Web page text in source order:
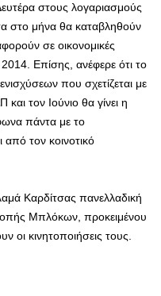
στους λογαριασμούς
στο μήνα θα καταβληθούν
σε οικονομικές
Επίσης, ανέφερε ότι το
που σχετίζεται με
τον Ιούνιο θα γίνει η
πάντα με το
τον κοινοτικό
Καρδίτσας πανελλαδική
Μπλόκων, προκειμένου
οι κινητοποιήσεις τους.